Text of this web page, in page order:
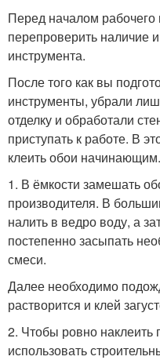
Перед началом рабочего
перепроверить наличие
инструмента.
После того как вы
инструменты, убрали
отделку и обработали
приступать к работе. В
клеить обои начинающим.
1. В ёмкости замешать
производителя. В
налить в ведро воду, а
постепенно засыпать
смеси.
Далее необходимо
растворится и клей
2. Чтобы ровно
использовать